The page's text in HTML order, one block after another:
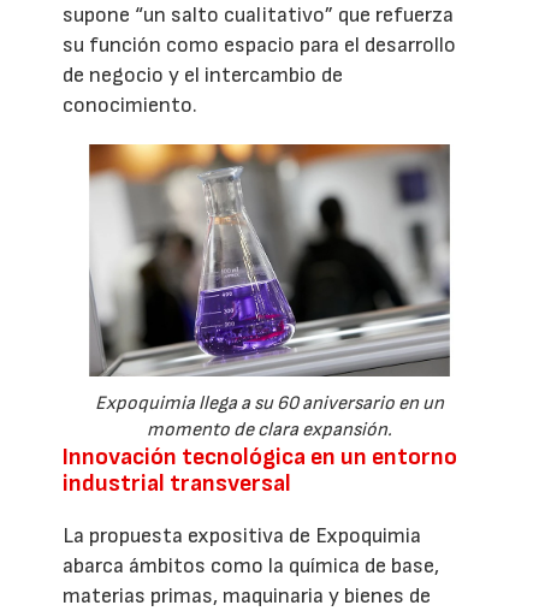
supone “un salto cualitativo” que refuerza
su función como espacio para el desarrollo
de negocio y el intercambio de
conocimiento.
Expoquimia llega a su 60 aniversario en un
momento de clara expansión.
Innovación tecnológica en un entorno
industrial transversal
La propuesta expositiva de Expoquimia
abarca ámbitos como la química de base,
materias primas, maquinaria y bienes de